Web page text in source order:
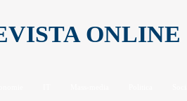
ONLINE